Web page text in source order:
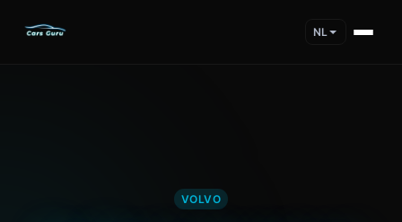
NL
VOLVO